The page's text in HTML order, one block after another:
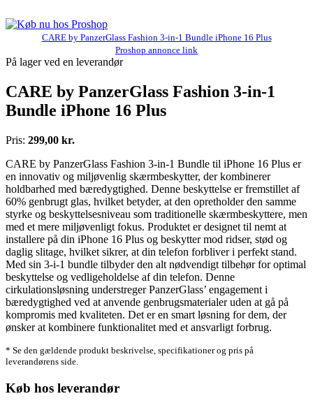
CARE by PanzerGlass Fashion 3-in-1 Bundle iPhone 16 Plus
Proshop annonce link
På lager ved en leverandør
CARE by PanzerGlass Fashion 3-in-1
Bundle iPhone 16 Plus
Pris: 299,00 kr.
CARE by PanzerGlass Fashion 3-in-1 Bundle til iPhone 16 Plus er
en innovativ og miljøvenlig skærmbeskytter, der kombinerer
holdbarhed med bæredygtighed. Denne beskyttelse er fremstillet af
60% genbrugt glas, hvilket betyder, at den opretholder den samme
styrke og beskyttelsesniveau som traditionelle skærmbeskyttere, men
med et mere miljøvenligt fokus. Produktet er designet til nemt at
installere på din iPhone 16 Plus og beskytter mod ridser, stød og
daglig slitage, hvilket sikrer, at din telefon forbliver i perfekt stand.
Med sin 3-i-1 bundle tilbyder den alt nødvendigt tilbehør for optimal
beskyttelse og vedligeholdelse af din telefon. Denne
cirkulationsløsning understreger PanzerGlass’ engagement i
bæredygtighed ved at anvende genbrugsmaterialer uden at gå på
kompromis med kvaliteten. Det er en smart løsning for dem, der
ønsker at kombinere funktionalitet med et ansvarligt forbrug.
* Se den gældende produkt beskrivelse, specifikationer og pris på
leverandørens side.
Køb hos leverandør